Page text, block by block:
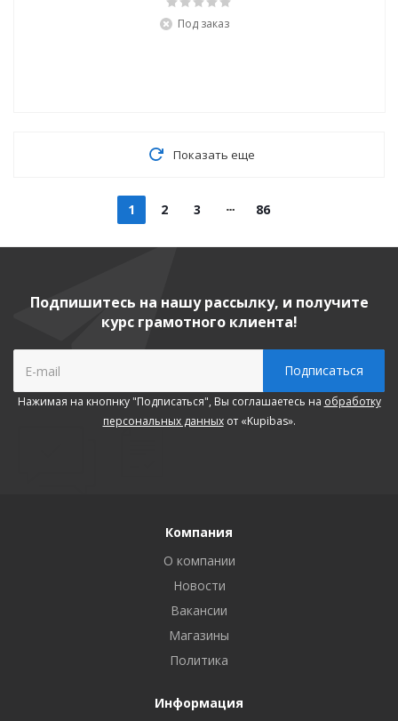
Под заказ
Показать еще
1 2 3 86
Подпишитесь на нашу рассылку, и получите
курс грамотного клиента!
Нажимая на кнопнку "Подписаться", Вы соглашаетесь на обработку
персональных данныхот «Kupibas».
Компания
О компании
Новости
Вакансии
Магазины
Политика
Информация